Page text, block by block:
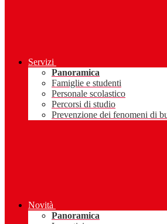
Servizi
Panoramica
Famiglie e studenti
Personale scolastico
Percorsi di studio
Prevenzione dei fenomeni di
Novità
Panoramica